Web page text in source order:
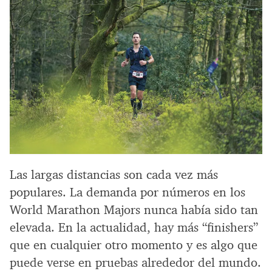
Las largas distancias son cada vez más
populares. La demanda por números en los
World Marathon Majors nunca había sido tan
elevada. En la actualidad, hay más “finishers”
que en cualquier otro momento y es algo que
puede verse en pruebas alrededor del mundo.